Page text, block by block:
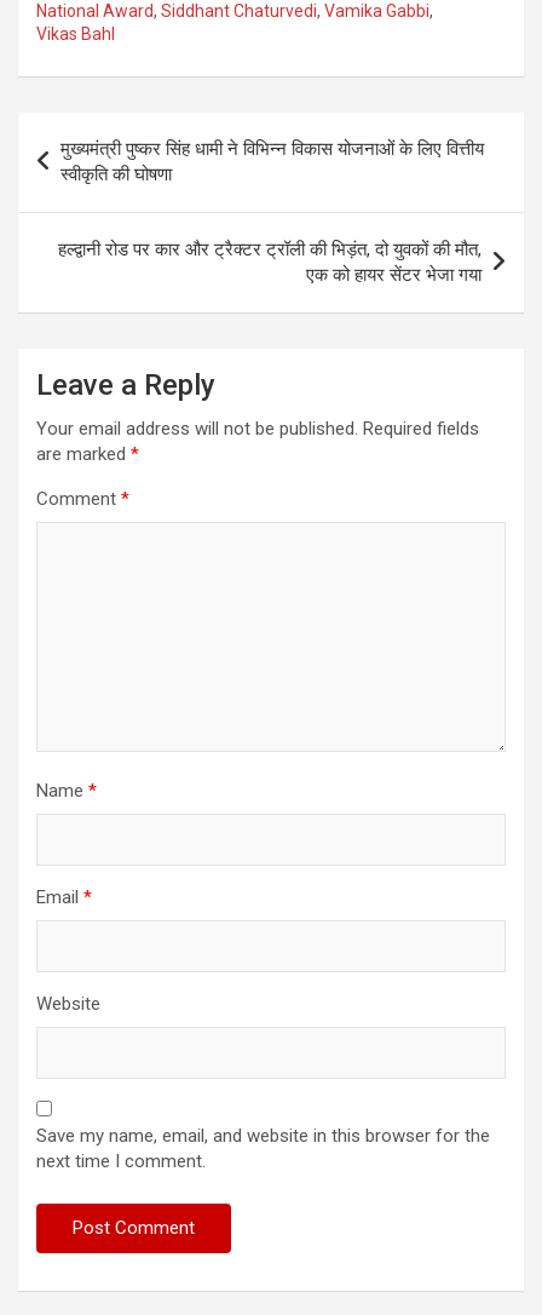
National Award, Siddhant Chaturvedi, Vamika Gabbi,
Vikas Bahl
s
a
मुख्यमंत्री पुष्कर सिंह धामी ने विभिन्न विकास योजनाओं के लिए वित्तीय
स्वीकृति की घोषणा
हल्द्वानी रोड पर कार और ट्रैक्टर ट्रॉली की भिड़ंत, दो युवकों की मौत,
एक को हायर सेंटर भेजा गया
Leave a Reply
Your email address will not be published. Required fields
are marked *
Comment *
Name *
Email *
Website
Save my name, email, and website in this browser for the
next time I comment.